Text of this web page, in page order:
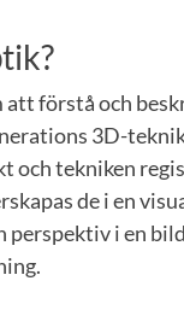
förstå och
3D-
och tekniken
de i en
perspektiv i en